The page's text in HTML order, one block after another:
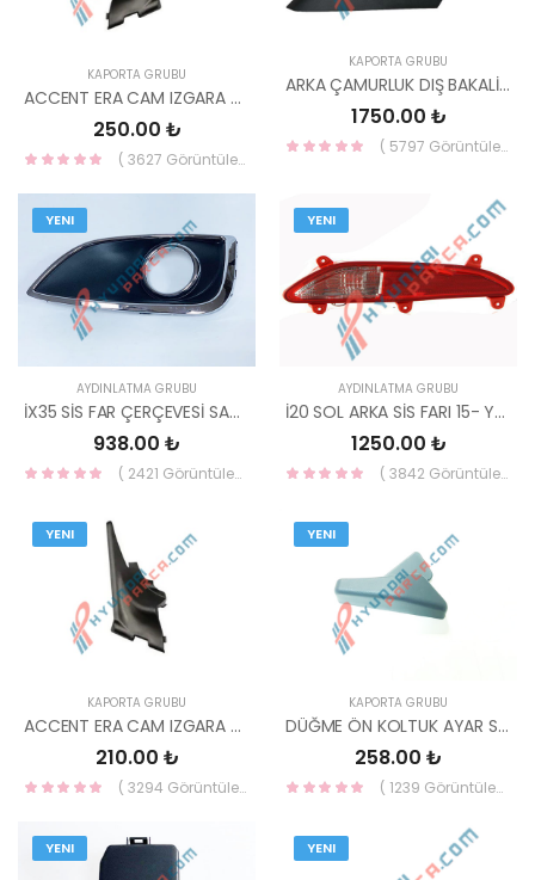
KAPORTA GRUBU
ACCENT ERA CAM IZGARA UCU ÜST SAĞ ERA 86160-1E010-HMC
250.00 ₺
( 3627 Görüntüleme )
KAPORTA GRUBU
ARKA ÇAMURLUK DIŞ BAKALİTİ SAĞ İ20 2015- MAT 87370-C7000-HMC
1750.00 ₺
( 5797 Görüntüleme )
YENI
AYDINLATMA GRUBU
İX35 SİS FAR ÇERÇEVESİ SAĞ KOMPLE NİKELAJLI 86586-2Y000-YS
938.00 ₺
( 2421 Görüntüleme )
YENI
AYDINLATMA GRUBU
İ20 SOL ARKA SİS FARI 15- YS 92405-C8000-YS
1250.00 ₺
( 3842 Görüntüleme )
YENI
KAPORTA GRUBU
ACCENT ERA CAM IZGARA UCU ÜST SOL ERA 86150-1E010-HMC
210.00 ₺
( 3294 Görüntüleme )
YENI
KAPORTA GRUBU
DÜĞME ÖN KOLTUK AYAR SAĞ STAREX 05> 88544-4A000-HMC
258.00 ₺
( 1239 Görüntüleme )
YENI YENI